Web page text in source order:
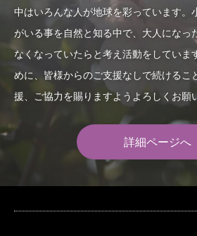
中はいろんな人が地球を彩っています。
がいる事を自然と知る中で、大人になっ
なくなっていたらと考え活動をしていま
めに、皆様からのご支援なしで続けるこ
援、ご協力を賜りますようよろしくお願
詳細ページへ